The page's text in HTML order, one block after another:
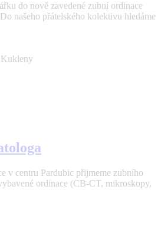
do nově zavedené zubní ordinace
našeho přátelského kolektivu hledáme
v centru Pardubic přijmeme zubního
ordinace (CB-CT, mikroskopy,